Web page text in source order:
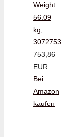
Weight:
56.09
kg,
3072753
753,86
EUR
Bei
Amazon
kaufen